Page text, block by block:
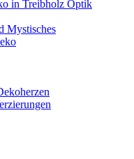
in Treibholz Optik
Mystisches